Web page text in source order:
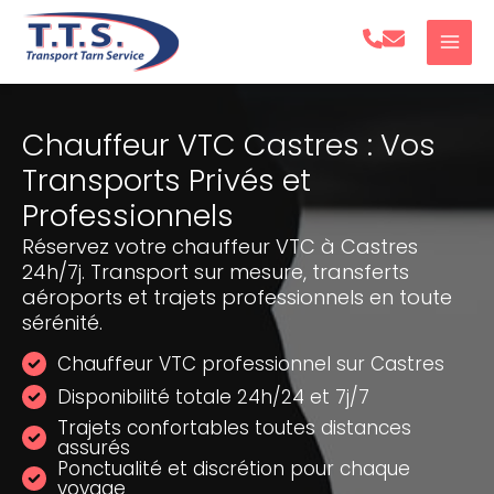
Aller
Chauffeur VTC Castres : Vos
Transports Privés et
Professionnels
Réservez votre chauffeur VTC à Castres
24h/7j. Transport sur mesure, transferts
aéroports et trajets professionnels en toute
sérénité.
Chauffeur VTC professionnel sur Castres
Disponibilité totale 24h/24 et 7j/7
Trajets confortables toutes distances
assurés
Ponctualité et discrétion pour chaque
voyage